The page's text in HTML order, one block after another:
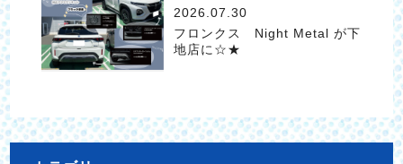
2026.07.30
フロンクス Night Metal が下
地店に☆★